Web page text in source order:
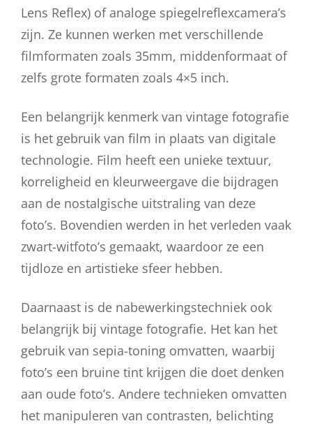
Lens Reflex) of analoge spiegelreflexcamera’s
zijn. Ze kunnen werken met verschillende
filmformaten zoals 35mm, middenformaat of
zelfs grote formaten zoals 4×5 inch.
Een belangrijk kenmerk van vintage fotografie
is het gebruik van film in plaats van digitale
technologie. Film heeft een unieke textuur,
korreligheid en kleurweergave die bijdragen
aan de nostalgische uitstraling van deze
foto’s. Bovendien werden in het verleden vaak
zwart-witfoto’s gemaakt, waardoor ze een
tijdloze en artistieke sfeer hebben.
Daarnaast is de nabewerkingstechniek ook
belangrijk bij vintage fotografie. Het kan het
gebruik van sepia-toning omvatten, waarbij
foto’s een bruine tint krijgen die doet denken
aan oude foto’s. Andere technieken omvatten
het manipuleren van contrasten, belichting